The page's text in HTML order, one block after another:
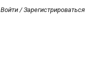
Войти / Зарегистрироваться